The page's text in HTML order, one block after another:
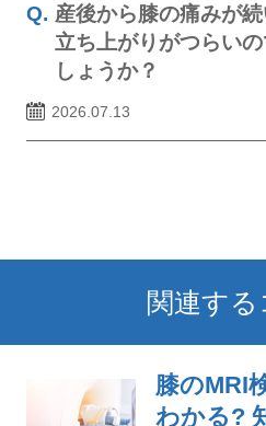
産後から膝の痛みが
立ち上がりがつらい
しょうか？
2026.07.13
関連する
膝のMRI
わかる?